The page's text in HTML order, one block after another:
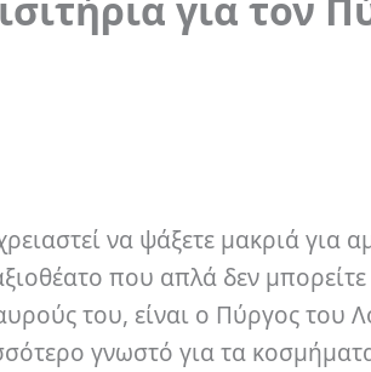
να ψάξετε μακριά για
που απλά δεν
του, είναι ο Πύργος του
γνωστό για τα